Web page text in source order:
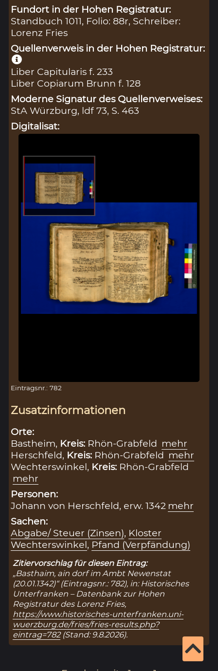
Fundort in der Hohen Registratur:
Standbuch 1011, Folio: 88r, Schreiber:
Lorenz Fries
Quellenverweis in der Hohen Registratur:
Liber Capitularis f. 233
Liber Copiarum Brunn f. 128
Moderne Signatur des Quellenverweises:
StA Würzburg, ldf 73, S. 463
Digitalisat:
Eintragsnr.: 782
Zusatzinformationen
Orte:
Bastheim, Kreis: Rhön-Grabfeld mehr
Herschfeld, Kreis: Rhön-Grabfeld mehr
Wechterswinkel, Kreis: Rhön-Grabfeld
mehr
Personen:
Johann von Herschfeld, erw. 1342 mehr
Sachen:
Abgabe/ Steuer (Zinsen), Kloster
Wechterswinkel, Pfand (Verpfändung)
Zitiervorschlag für diesen Eintrag:
„Basthaim, ain dorf im Ambt Newenstat
(20.01.1342)“ (Eintragsnr.: 782), in: Historisches
Unterfranken – Datenbank zur Hohen
Registratur des Lorenz Fries,
https://www.historisches-unterfranken.uni-
wuerzburg.de/fries/fries-results.php?
eintrag=782(Stand: 9.8.2026).